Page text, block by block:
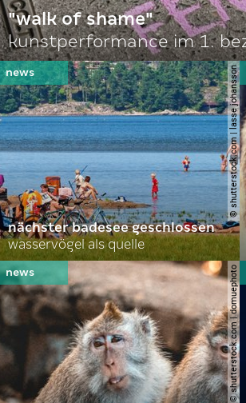
"walk of shame"
kunstperformance im 1.
© shutterstock.com | lasse johansson
nächster badesee geschlossen
wasservögel als quelle
© shutterstock.com | domuephoto